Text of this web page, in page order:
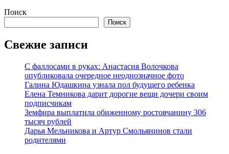
Поиск
Поиск
Свежие записи
С фаллосами в руках: Анастасия Волочкова
опубликовала очередное неоднозначное фото
Галина Юдашкина узнала пол будущего ребенка
Елена Темникова дарит дорогие вещи дочери своим
подписчикам
Земфира выплатила обиженному ростовчанину 306
тысяч рублей
Дарья Мельникова и Артур Смольянинов стали
родителями